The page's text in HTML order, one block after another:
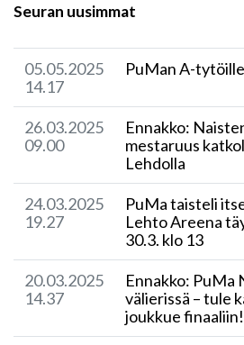
Seuran uusimmat
05.05.2025
14.17
​PuMan A-
26.03.2025
09.00
Ennakko:
mestaruus
Lehdolla
24.03.2025
19.27
​PuMa taisteli
Lehto Areena
30.3. klo 13
20.03.2025
14.37
Ennakko: PuMa
välierissä – tule
joukkue finaaliin!